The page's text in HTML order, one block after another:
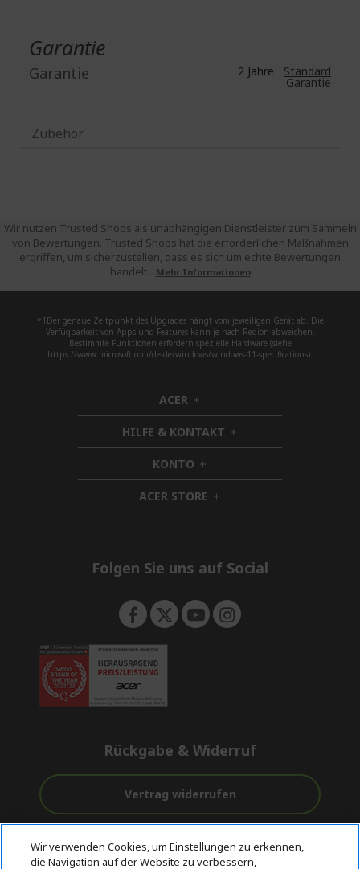
Garantie
Garantie 2 Jahre Standard
Garantie
Zubehör
Wir nutzen Trusted Shops als unabhängigen Dienstleister zum Sammeln
von Bewertungen. Trusted Shops hat die erforderlichen Maßnahmen
ergriffen, um sicherzustellen, dass es sich um echte Bewertungen
handelt.
Mehr Informationen
*1Der genaue Zeitpunkt des Upgrades hängt vom jeweiligen Gerät ab. Die
Verfügbarkeit von Apps und Features kann je nach Region abweichen.
Bestimmte Funktionen erfordern spezielle Hardware (siehe
https://www.microsoft.com/de-de/windows/windows-11-specifications).
ACER h
i
d
d
e
n
HILFE & KONTAKT h
i
d
n
KONTO h
i
d
d
ACER STORE h
i
e
Folgen Sie uns auf Social
Rückgabe & Widerruf
Vertrag widerrufen
Kostenloser
Versand
vor und nach
Sichere
Zahlungsoptionen
Wir verwenden Cookies, um Einstellungen zu erkennen,
die Navigation auf der Website zu verbessern,